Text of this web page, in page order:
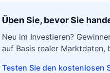
Üben Sie, bevor Sie
Neu im Investieren?
auf Basis realer Marktdaten,
Testen Sie den kostenlosen